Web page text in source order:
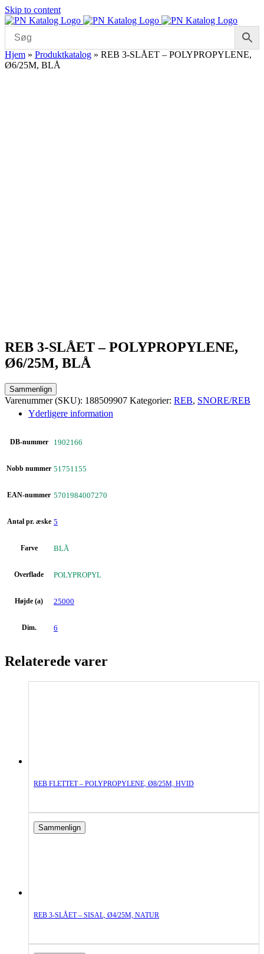
Skip to content
Hjem » Produktkatalog » REB 3-SLÅET – POLYPROPYLENE,
Ø6/25M, BLÅ
REB 3-SLÅET – POLYPROPYLENE,
Ø6/25M, BLÅ
Sammenlign
Varenummer (SKU): 188509907 Kategorier: REB, SNORE/REB
Yderligere information
DB-nummer 1902166
Nobb nummer 51751155
EAN-nummer 5701984007270
Antal pr. æske 5
Farve BLÅ
Overflade POLYPROPYL
Højde (a) 25000
Dim. 6
Relaterede varer
REB FLETTET – POLYPROPYLENE, Ø8/25M, HVID
Sammenlign
REB 3-SLÅET – SISAL, Ø4/25M, NATUR